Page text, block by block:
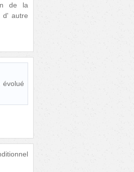
de la
d' autre